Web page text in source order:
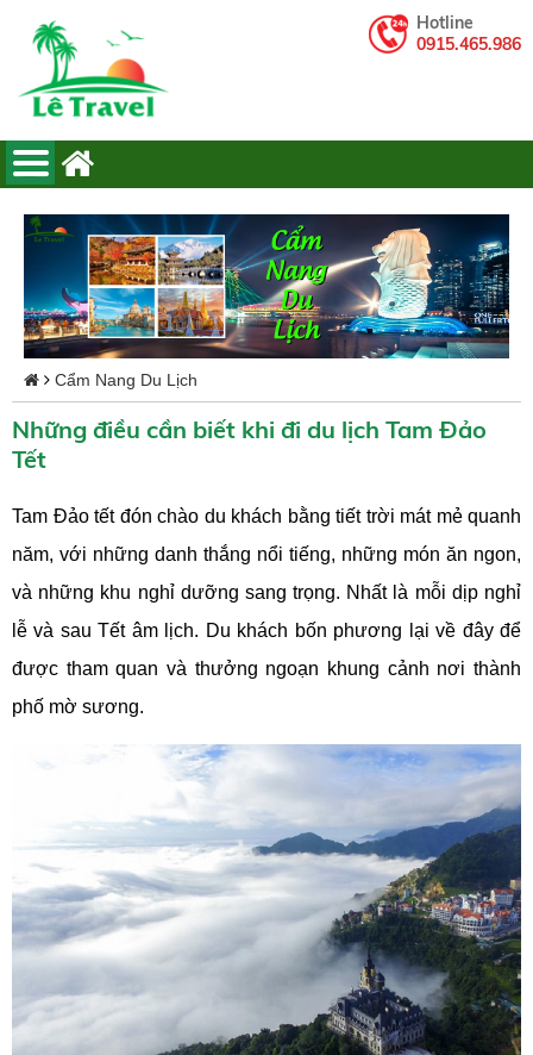
Hotline
0915.465.986
Cẩm Nang Du Lịch
Những điều cần biết khi đi du lịch Tam Đảo
Tết
Tam Đảo tết đón chào du khách bằng tiết trời mát mẻ quanh
năm, với những danh thắng nổi tiếng, những món ăn ngon,
và những khu nghỉ dưỡng sang trọng. Nhất là mỗi dịp nghỉ
lễ và sau Tết âm lịch. Du khách bốn phương lại về đây để
được tham quan và thưởng ngoạn khung cảnh nơi thành
phố mờ sương.